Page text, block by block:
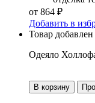
от 864 ₽
Добавить в
Товар
Одеяло
В корзину